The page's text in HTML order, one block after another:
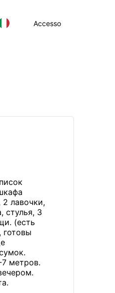
Accesso
2 лавочки,
стулья, 3
(есть
метров.